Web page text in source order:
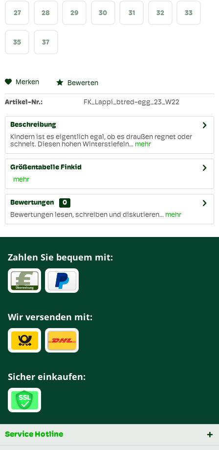
27 28 29 30 31 32 33
35 37
Merken Bewerten
Artikel-Nr.: FK_Lappi_btred-egg_23_W22
Beschreibung
Kindern ist es eigentlich egal, ob es draußen regnet oder
schneit. Diesen hohen Winterstiefeln... mehr
Größentabelle Finkid
mehr
Bewertungen
0
Bewertungen lesen, schreiben und diskutieren... mehr
Zahlen Sie bequem mit:
Wir versenden mit:
Sicher einkaufen:
Service Hotline